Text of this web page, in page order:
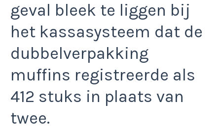
geval bleek te liggen bij
het kassasysteem dat de
dubbelverpakking
muffins registreerde als
412 stuks in plaats van
twee.